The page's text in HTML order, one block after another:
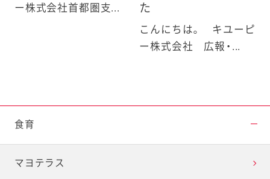
ー株式会社首都圏支...
た
こんにちは。 キユーピ
ー株式会社 広報・...
食育
マヨテラス